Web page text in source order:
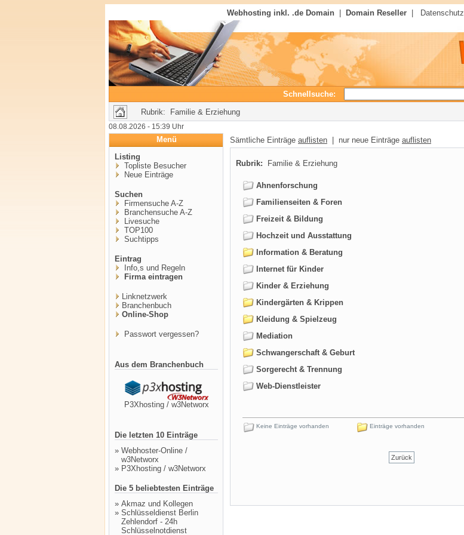
Webhosting inkl. .de Domain Domain Reseller Datenschutz
Schnellsuche:
Rubrik: Familie & Erziehung
08.08.2026 - 15:39 Uhr
Menü
Listing
Topliste Besucher
Neue Einträge
Suchen
Firmensuche A-Z
Branchensuche A-Z
Livesuche
TOP100
Suchtipps
Eintrag
Info,s und Regeln
Firma eintragen
Linknetzwerk
Branchenbuch
Online-Shop
Passwort vergessen?
Aus dem Branchenbuch
P3Xhosting / w3Networx
Die letzten 10 Einträge
» Webhoster-Online /
w3Networx
» P3Xhosting / w3Networx
Die 5 beliebtesten Einträge
» Akmaz und Kollegen
» Schlüsseldienst Berlin
Zehlendorf - 24h
Schlüsselnotdienst
Sämtliche Einträge auflisten | nur neue Einträge auflisten
Rubrik: Familie & Erziehung
Ahnenforschung
Familienseiten & Foren
Freizeit & Bildung
Hochzeit und Ausstattung
Information & Beratung
Internet für Kinder
Kinder & Erziehung
Kindergärten & Krippen
Kleidung & Spielzeug
Mediation
Schwangerschaft & Geburt
Sorgerecht & Trennung
Web-Dienstleister
Keine Einträge vorhanden Einträge vorhanden
Zurück